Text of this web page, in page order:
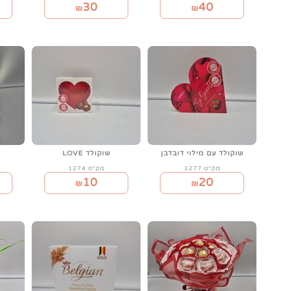
₪40
₪30
שוקולד עם מילוי דובדבן
מק"ט 1277
₪20
שוקולד LOVE
מק"ט 1274
₪ 10